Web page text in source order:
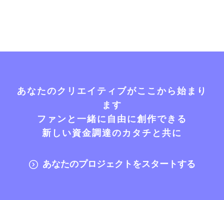
あなたのクリエイティブがここから始まり
ます
ファンと一緒に自由に創作できる
新しい資金調達のカタチと共に
あなたのプロジェクトをスタートする